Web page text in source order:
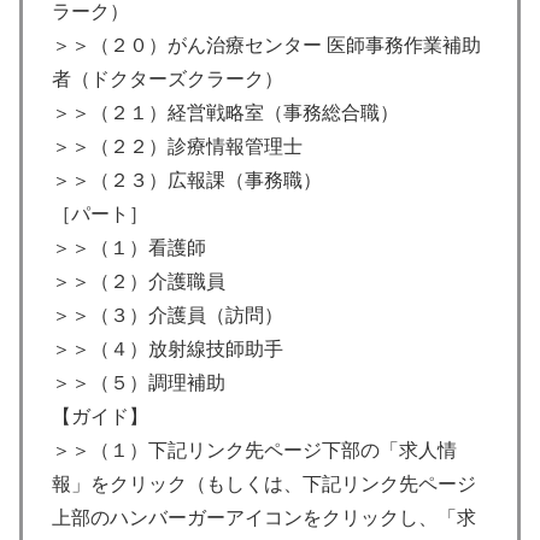
ラーク）
＞＞（２０）がん治療センター 医師事務作業補助
者（ドクターズクラーク）
＞＞（２１）経営戦略室（事務総合職）
＞＞（２２）診療情報管理士
＞＞（２３）広報課（事務職）
［パート］
＞＞（１）看護師
＞＞（２）介護職員
＞＞（３）介護員（訪問）
＞＞（４）放射線技師助手
＞＞（５）調理補助
【ガイド】
＞＞（１）下記リンク先ページ下部の「求人情
報」をクリック（もしくは、下記リンク先ページ
上部のハンバーガーアイコンをクリックし、「求